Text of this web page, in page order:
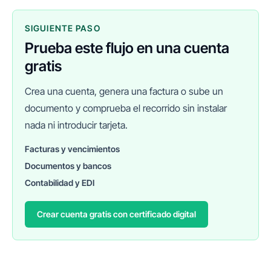
SIGUIENTE PASO
Prueba este flujo en una cuenta
gratis
Crea una cuenta, genera una factura o sube un
documento y comprueba el recorrido sin instalar
nada ni introducir tarjeta.
Facturas y vencimientos
Documentos y bancos
Contabilidad y EDI
Crear cuenta gratis con certificado digital
FINANEDI
Hablemos ahora
Pedir información sobre FinanEDI